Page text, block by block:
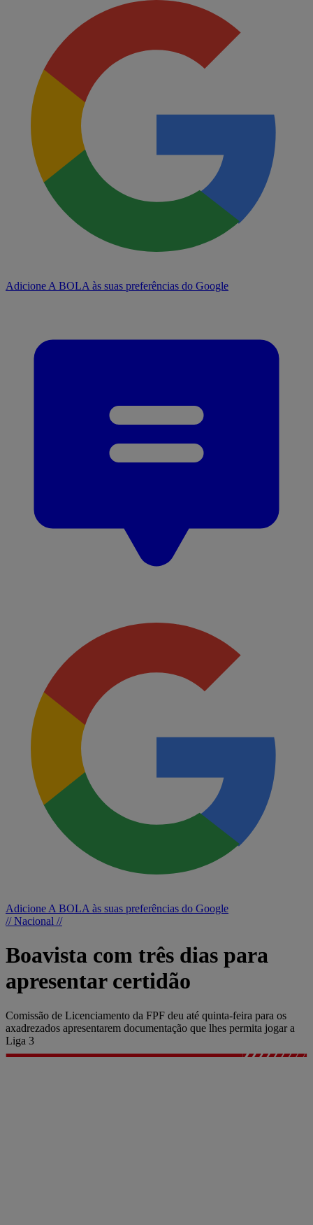
Adicione A BOLA às suas preferências do Google
Adicione A BOLA às suas preferências do Google
// Nacional //
Boavista com três dias para
apresentar certidão
Comissão de Licenciamento da FPF deu até quinta-feira para os
axadrezados apresentarem documentação que lhes permita jogar a
Liga 3